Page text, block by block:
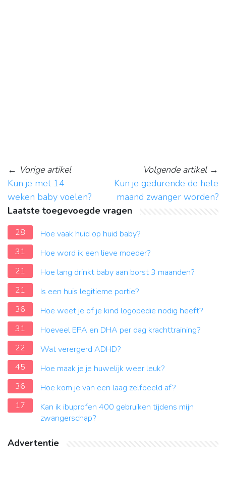
← Vorige artikel
Kun je met 14
weken baby voelen?
Volgende artikel→
Kun je gedurende de hele
maand zwanger worden?
Laatste toegevoegde vragen
28
Hoe vaak huid op huid baby?
31
Hoe word ik een lieve moeder?
21
Hoe lang drinkt baby aan borst 3 maanden?
21
Is een huis legitieme portie?
36
Hoe weet je of je kind logopedie nodig heeft?
31
Hoeveel EPA en DHA per dag krachttraining?
22
Wat verergerd ADHD?
45
Hoe maak je je huwelijk weer leuk?
36
Hoe kom je van een laag zelfbeeld af?
17
Kan ik ibuprofen 400 gebruiken tijdens mijn
zwangerschap?
Advertentie